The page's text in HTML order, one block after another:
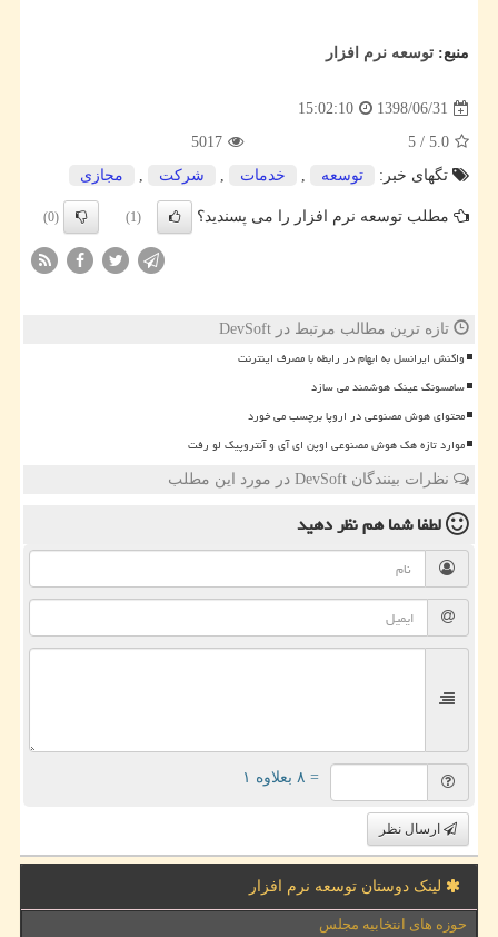
منبع: توسعه نرم افزار
1398/06/31
15:02:10
5.0
/
5
5017
تگهای خبر:
توسعه , خدمات , شركت , مجازی
مطلب توسعه نرم افزار را می پسندید؟ (1)
(0)
تازه ترین مطالب مرتبط در DevSoft
واکنش ایرانسل به ابهام در رابطه با مصرف اینترنت
سامسونگ عینک هوشمند می سازد
محتوای هوش مصنوعی در اروپا برچسب می خورد
موارد تازه هک هوش مصنوعی اوپن ای آی و آنتروپیک لو رفت
نظرات بینندگان DevSoft در مورد این مطلب
لطفا شما همنظر دهید
= ۸ بعلاوه ۱
ارسال نظر
لینک دوستان توسعه نرم افزار
حوزه های انتخابیه مجلس